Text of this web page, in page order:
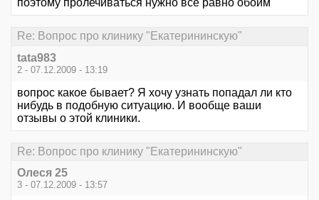
поэтому пролечиваться нужно всё равно обоим
Re: Вопрос про клинику "Екатерининскую"
tata983
2 - 07.12.2009 - 13:19
вопрос какое бывает? Я хочу узнать попадал ли кто
нибудь в подобную ситуацию. И вообще ваши
отзывы о этой клиники.
Re: Вопрос про клинику "Екатерининскую"
Олеся 25
3 - 07.12.2009 - 13:57